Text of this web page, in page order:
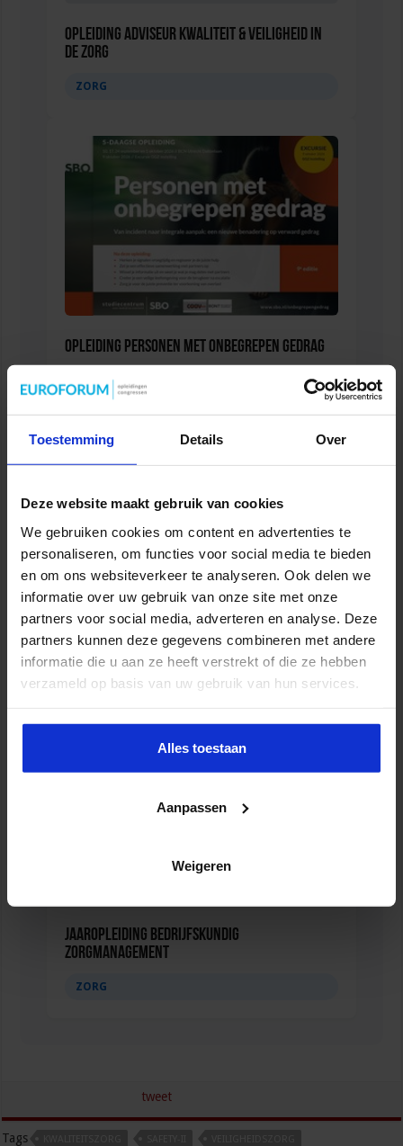
Toestemming Details Over
Deze website maakt gebruik van cookies
We gebruiken cookies om content en advertenties te
personaliseren, om functies voor social media te bieden
en om ons websiteverkeer te analyseren. Ook delen we
informatie over uw gebruik van onze site met onze
partners voor social media, adverteren en analyse. Deze
partners kunnen deze gegevens combineren met andere
informatie die u aan ze heeft verstrekt of die ze hebben
verzameld op basis van uw gebruik van hun services.
Alles toestaan
Aanpassen
Weigeren
Opleiding Adviseur Kwaliteit & Veiligheid in
de zorg
ZORG
Opleiding Personen met onbegrepen gedrag
VEILIGHEID
Opleiding Sociale Veiligheid in de Organisatie
Jaaropleiding Bedrijfskundig
Zorgmanagement
ZORG
tweet
Tags